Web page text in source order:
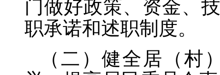
门做好政策、资金、
职承诺和述职制度。
（二）健全居（村